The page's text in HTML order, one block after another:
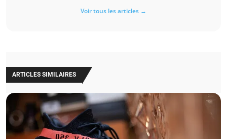
Voir tous les articles →
ARTICLES SIMILAIRES